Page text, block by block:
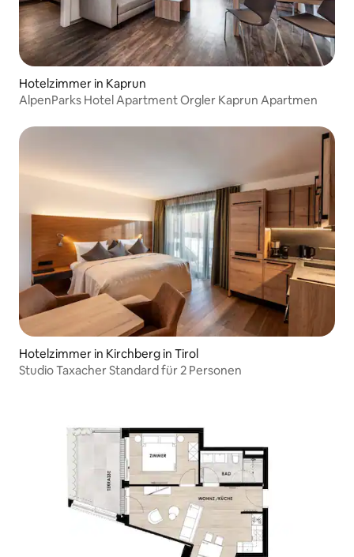
Hotelzimmer in Kaprun
AlpenParks Hotel Apartment Orgler Kaprun Apartmen
Hotelzimmer in Kirchberg in Tirol
Studio Taxacher Standard für 2 Personen